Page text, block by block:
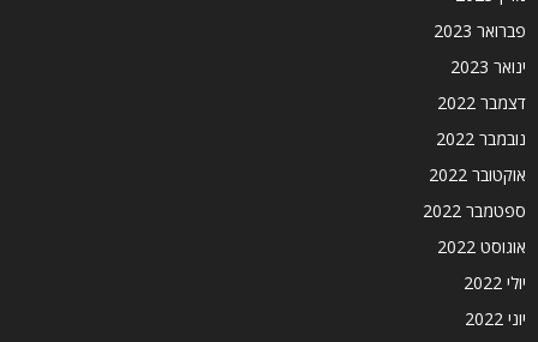
פברואר 2023
ינואר 2023
דצמבר 2022
נובמבר 2022
אוקטובר 2022
ספטמבר 2022
אוגוסט 2022
יולי 2022
יוני 2022